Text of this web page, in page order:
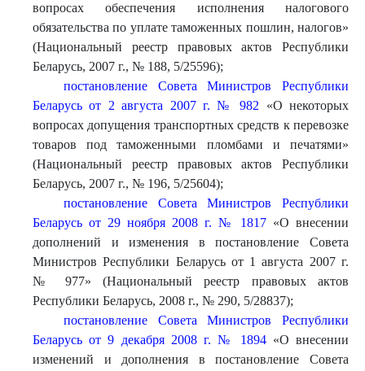
вопросах обеспечения исполнения налогового
обязательства по уплате таможенных пошлин, налогов»
(Национальный реестр правовых актов Республики
Беларусь, 2007 г., № 188, 5/25596);
постановление Совета Министров Республики
Беларусь от 2 августа 2007 г. № 982 «О некоторых
вопросах допущения транспортных средств к перевозке
товаров под таможенными пломбами и печатями»
(Национальный реестр правовых актов Республики
Беларусь, 2007 г., № 196, 5/25604);
постановление Совета Министров Республики
Беларусь от 29 ноября 2008 г. № 1817 «О внесении
дополнений и изменения в постановление Совета
Министров Республики Беларусь от 1 августа 2007 г.
№ 977» (Национальный реестр правовых актов
Республики Беларусь, 2008 г., № 290, 5/28837);
постановление Совета Министров Республики
Беларусь от 9 декабря 2008 г. № 1894«О внесении
изменений и дополнения в постановление Совета